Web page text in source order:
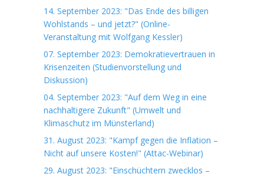
14. September 2023: "Das Ende des billigen
Wohlstands – und jetzt?" (Online-
Veranstaltung mit Wolfgang Kessler)
07. September 2023: Demokratievertrauen in
Krisenzeiten (Studienvorstellung und
Diskussion)
04. September 2023: "Auf dem Weg in eine
nachhaltigere Zukunft" (Umwelt und
Klimaschutz im Münsterland)
31. August 2023: "Kampf gegen die Inflation –
Nicht auf unsere Kosten!" (Attac-Webinar)
29. August 2023: "Einschüchtern zwecklos –